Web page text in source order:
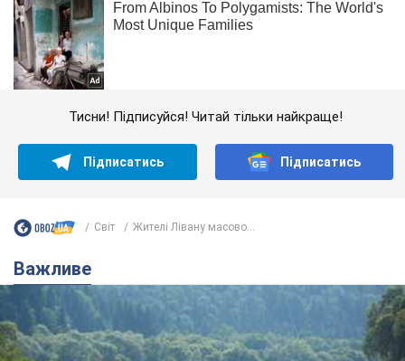
Тисни! Підписуйся! Читай тільки найкраще!
Підписатись Підписатись
Світ Жителі Лівану масово...
Важливе